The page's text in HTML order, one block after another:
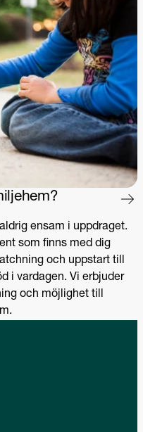
ensam i uppdraget.
som finns med dig
och uppstart till
i vardagen. Vi erbjuder
och möjlighet till